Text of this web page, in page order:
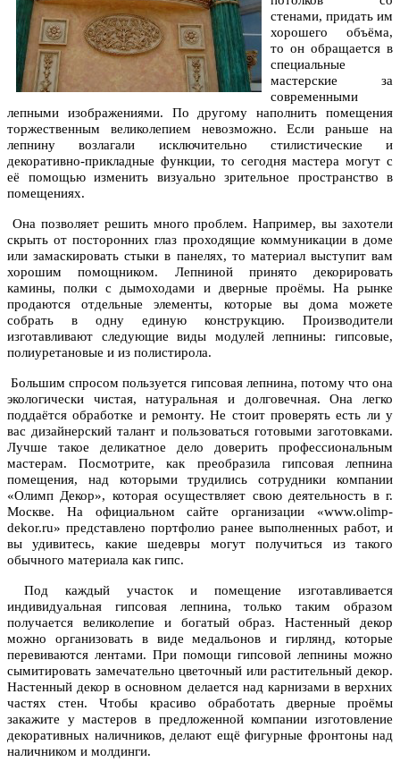
стенами, придать им
хорошего объёма,
то он обращается в
специальные
мастерские за
современными
лепными изображениями. По другому наполнить помещения
торжественным великолепием невозможно. Если раньше на
лепнину возлагали исключительно стилистические и
декоративно-прикладные функции, то сегодня мастера могут с
её помощью изменить визуально зрительное пространство в
помещениях.
Она позволяет решить много проблем. Например, вы захотели
скрыть от посторонних глаз проходящие коммуникации в доме
или замаскировать стыки в панелях, то материал выступит вам
хорошим помощником. Лепниной принято декорировать
камины, полки с дымоходами и дверные проёмы. На рынке
продаются отдельные элементы, которые вы дома можете
собрать в одну единую конструкцию. Производители
изготавливают следующие виды модулей лепнины: гипсовые,
полиуретановые и из полистирола.
Большим спросом пользуется гипсовая лепнина, потому что она
экологически чистая, натуральная и долговечная. Она легко
поддаётся обработке и ремонту. Не стоит проверять есть ли у
вас дизайнерский талант и пользоваться готовыми заготовками.
Лучше такое деликатное дело доверить профессиональным
мастерам. Посмотрите, как преобразила гипсовая лепнина
помещения, над которыми трудились сотрудники компании
«Олимп Декор», которая осуществляет свою деятельность в г.
Москве. На официальном сайте организации «www.olimp-
dekor.ru» представлено портфолио ранее выполненных работ, и
вы удивитесь, какие шедевры могут получиться из такого
обычного материала как гипс.
Под каждый участок и помещение изготавливается
индивидуальная гипсовая лепнина, только таким образом
получается великолепие и богатый образ. Настенный декор
можно организовать в виде медальонов и гирлянд, которые
перевиваются лентами. При помощи гипсовой лепнины можно
сымитировать замечательно цветочный или растительный декор.
Настенный декор в основном делается над карнизами в верхних
частях стен. Чтобы красиво обработать дверные проёмы
закажите у мастеров в предложенной компании изготовление
декоративных наличников, делают ещё фигурные фронтоны над
наличником и молдинги.